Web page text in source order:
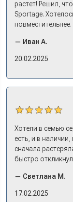
растет! Решил,
Sportage.
и прям мое! Даже
вылезая из него
— Иван А.
20.02.2025
Хотели в семью
есть, и в
сначала
быстро
примериться. Нам
же день купили
— Светлана М.
17.02.2025